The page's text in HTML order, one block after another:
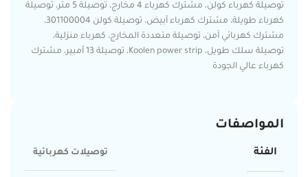
توصيلة كهرباء كولن، مشترك كهرباء 4 مخارج، توصيلة 5 متر، توصيلة
كهرباء طويلة، مشترك كهرباء أبيض، توصيلة كولن 301100004،
مشترك كهربائي آمن، توصيلة متعددة المخارج، كهرباء منزلية،
توصيلة سلك طويل، Koolen power strip، توصيلة 13 أمبير، مشترك
كهرباء عالي الجودة
المواصفات
الفئة توصيلات كهربائية